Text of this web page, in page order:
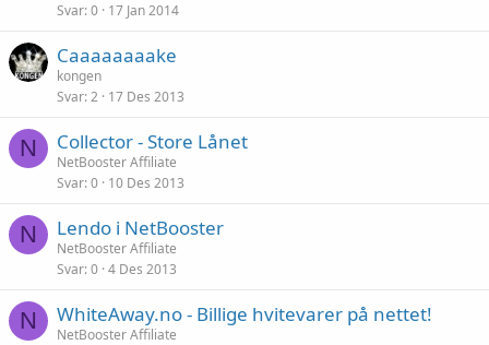
Svar 0 17 Jan 2014
Caaaaaaaake
kongen
Svar 2 17 Des 2013
N Collector - Store Lånet
NetBooster Affiliate
Svar 0 10 Des 2013
N Lendo i NetBooster
NetBooster Affiliate
Svar 0 4 Des 2013
N WhiteAway.no - Billige hvitevarer på nettet!
NetBooster Affiliate